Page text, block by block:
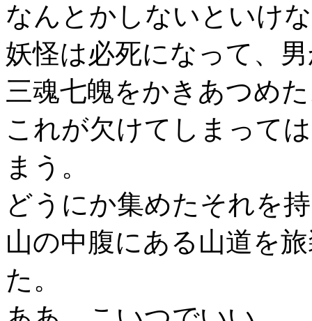
なんとかしないといけ
妖怪は必死になって、
三魂七魄をかきあつめ
これが欠けてしまって
まう。
どうにか集めたそれを
山の中腹にある山道を
た。